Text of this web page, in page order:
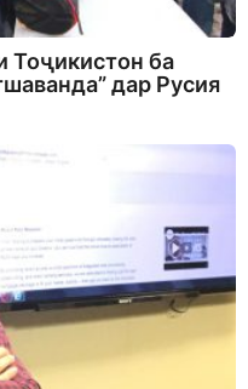
Тоҷикистон ба
дар Русия